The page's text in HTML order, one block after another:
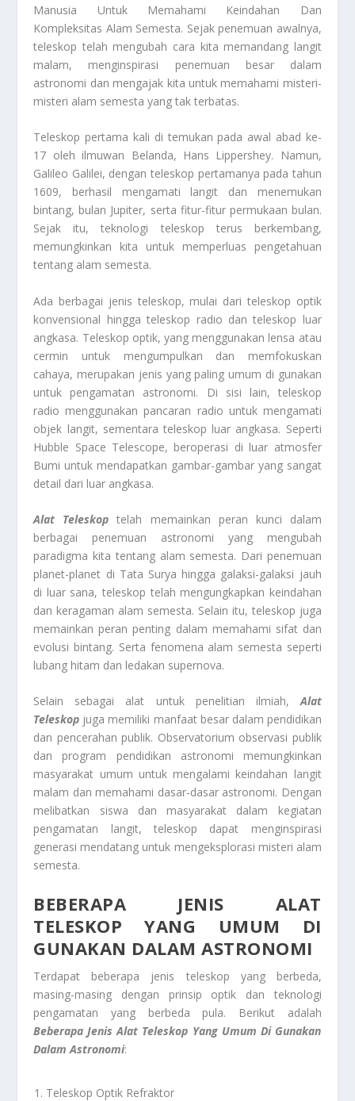
Manusia Untuk Memahami Keindahan Dan
Kompleksitas Alam Semesta. Sejak penemuan awalnya,
teleskop telah mengubah cara kita memandang langit
malam, menginspirasi penemuan besar dalam
astronomi dan mengajak kita untuk memahami misteri-
misteri alam semesta yang tak terbatas.
Teleskop pertama kali di temukan pada awal abad ke-
17 oleh ilmuwan Belanda, Hans Lippershey. Namun,
Galileo Galilei, dengan teleskop pertamanya pada tahun
1609, berhasil mengamati langit dan menemukan
bintang, bulan Jupiter, serta fitur-fitur permukaan bulan.
Sejak itu, teknologi teleskop terus berkembang,
memungkinkan kita untuk memperluas pengetahuan
tentang alam semesta.
Ada berbagai jenis teleskop, mulai dari teleskop optik
konvensional hingga teleskop radio dan teleskop luar
angkasa. Teleskop optik, yang menggunakan lensa atau
cermin untuk mengumpulkan dan memfokuskan
cahaya, merupakan jenis yang paling umum di gunakan
untuk pengamatan astronomi. Di sisi lain, teleskop
radio menggunakan pancaran radio untuk mengamati
objek langit, sementara teleskop luar angkasa. Seperti
Hubble Space Telescope, beroperasi di luar atmosfer
Bumi untuk mendapatkan gambar-gambar yang sangat
detail dari luar angkasa.
Alat Teleskop telah memainkan peran kunci dalam
berbagai penemuan astronomi yang mengubah
paradigma kita tentang alam semesta. Dari penemuan
planet-planet di Tata Surya hingga galaksi-galaksi jauh
di luar sana, teleskop telah mengungkapkan keindahan
dan keragaman alam semesta. Selain itu, teleskop juga
memainkan peran penting dalam memahami sifat dan
evolusi bintang. Serta fenomena alam semesta seperti
lubang hitam dan ledakan supernova.
Selain sebagai alat untuk penelitian ilmiah,Alat
Teleskop juga memiliki manfaat besar dalam pendidikan
dan pencerahan publik. Observatorium observasi publik
dan program pendidikan astronomi memungkinkan
masyarakat umum untuk mengalami keindahan langit
malam dan memahami dasar-dasar astronomi. Dengan
melibatkan siswa dan masyarakat dalam kegiatan
pengamatan langit, teleskop dapat menginspirasi
generasi mendatang untuk mengeksplorasi misteri alam
semesta.
BEBERAPA JENIS ALAT
TELESKOP YANG UMUM DI
GUNAKAN DALAM ASTRONOMI
Terdapat beberapa jenis teleskop yang berbeda,
masing-masing dengan prinsip optik dan teknologi
pengamatan yang berbeda pula. Berikut adalah
Beberapa Jenis Alat Teleskop Yang Umum Di Gunakan
Dalam Astronomi:
Teleskop Optik Refraktor